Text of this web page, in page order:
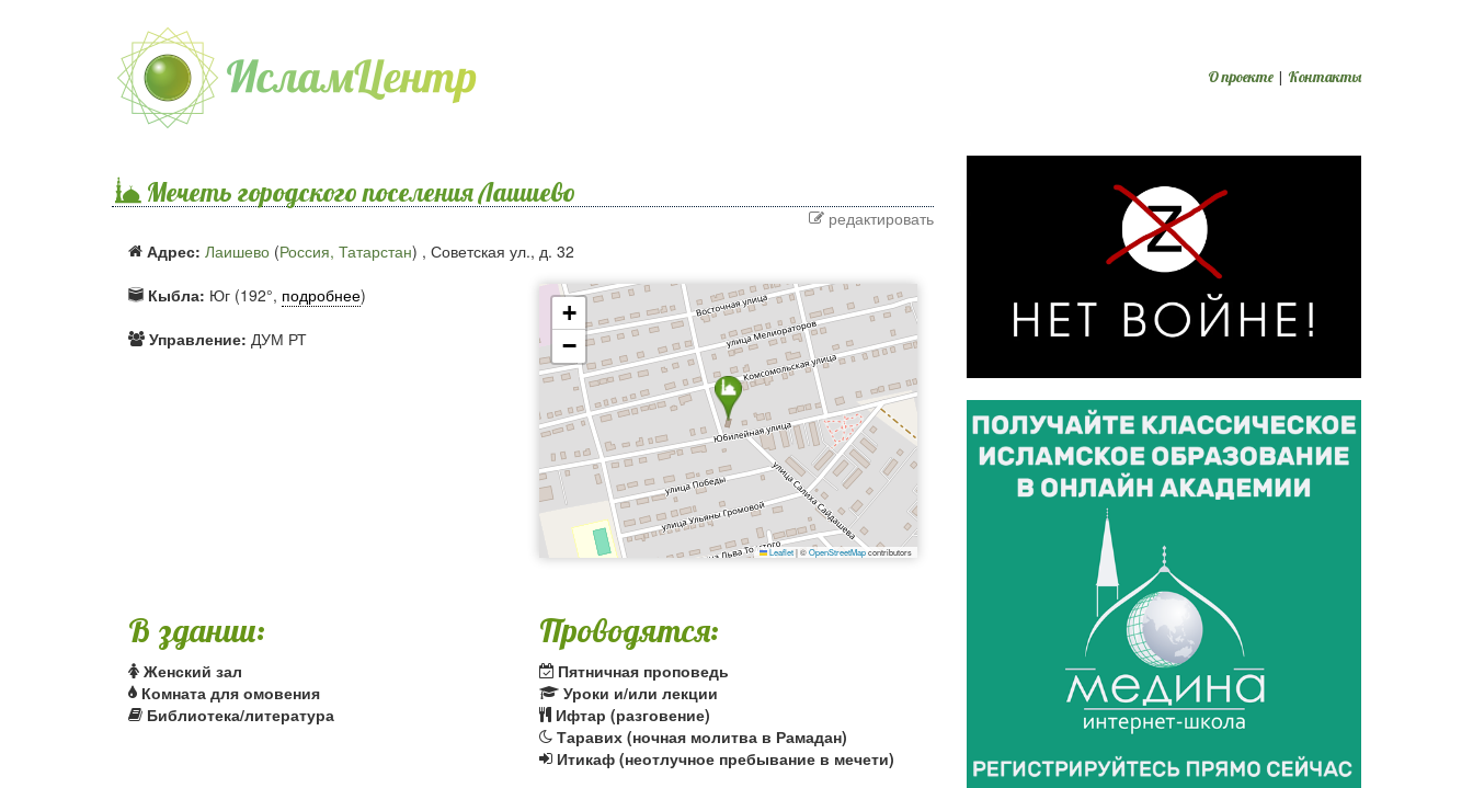
О проекте | Контакты
Мечеть городского поселения Лаишево
редактировать
Адрес: Лаишево (Россия, Татарстан) , Советская ул., д. 32
Кыбла: Юг (192°, подробнее)
Управление: ДУМ РТ
+
−
Leaflet|©OpenStreetMapcontributors
В здании:
Женский зал
Комната для омовения
Библиотека/литература
Проводятся:
Пятничная проповедь
Уроки и/или лекции
Ифтар (разговение)
Таравих (ночная молитва в Рамадан)
Итикаф (неотлучное пребывание в мечети)